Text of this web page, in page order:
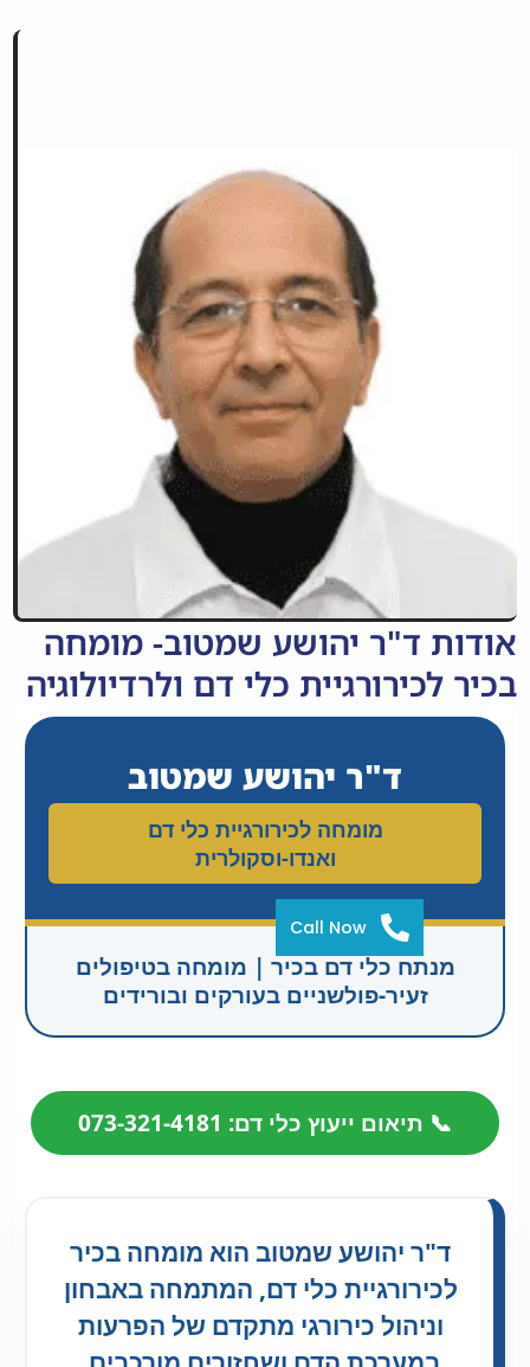
אודות ד"ר יהושע שמטוב- מומחה
בכיר לכירורגיית כלי דם ולרדיולוגיה
ד"ר יהושע שמטוב
מומחה לכירורגיית כלי דם
ואנדו-וסקולרית
מנתח כלי דם בכיר | מומחה בטיפולים
זעיר-פולשניים בעורקים ובורידים
📞 תיאום ייעוץ כלי דם: 073-321-4181
ד"ר יהושע שמטוב הוא מומחה בכיר
לכירורגיית כלי דם, המתמחה באבחון
וניהול כירורגי מתקדם של הפרעות
Call Now